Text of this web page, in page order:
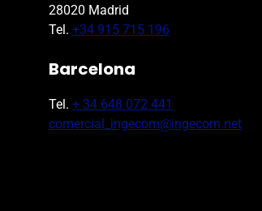
28020 Madrid
Tel. +34 915 715 196
Barcelona
Tel. + 34 648 072 441
comercial_ingecom@ingecom.net